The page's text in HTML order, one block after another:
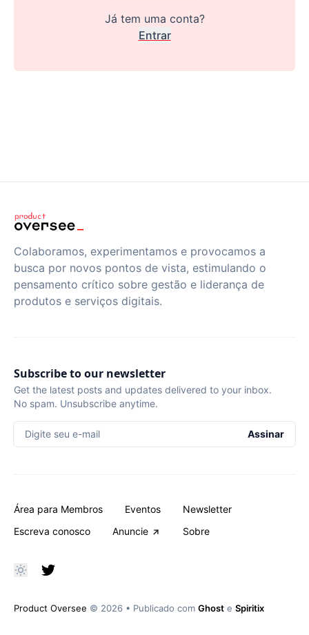
Já tem uma conta?
Entrar
Colaboramos, experimentamos e provocamos a
busca por novos pontos de vista, estimulando o
pensamento crítico sobre gestão e liderança de
produtos e serviços digitais.
Subscribe to our newsletter
Get the latest posts and updates delivered to your inbox.
No spam. Unsubscribe anytime.
Digite seu e-mail Assinar
Área para Membros Eventos
Newsletter
Escreva conosco
Anuncie Sobre
Product Oversee © 2026 • Publicado com Ghost e Spiritix